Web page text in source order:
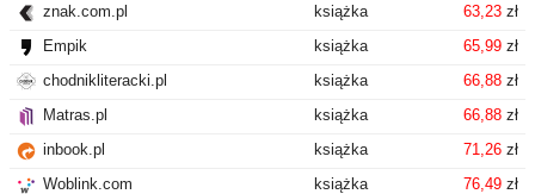
znak.com.pl
książka 63,23 zł
Empik
książka 65,99 zł
chodnikliteracki.pl
książka 66,88 zł
Matras.pl
książka 66,88 zł
inbook.pl
książka 71,26 zł
Woblink.com
książka 76,49 zł